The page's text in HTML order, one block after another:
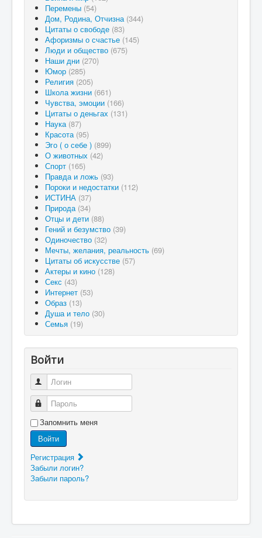
Перемены (54)
Дом, Родина, Отчизна (344)
Цитаты о свободе (83)
Афоризмы о счастье (145)
Люди и общество (675)
Наши дни (270)
Юмор (285)
Религия (205)
Школа жизни (661)
Чувства, эмоции (166)
Цитаты о деньгах (131)
Наука (87)
Красота (95)
Эго ( о себе ) (899)
О животных (42)
Спорт (165)
Правда и ложь (93)
Пороки и недостатки (112)
ИСТИНА (37)
Природа (34)
Отцы и дети (88)
Гений и безумство (39)
Одиночество (32)
Мечты, желания, реальность (69)
Цитаты об искусстве (57)
Актеры и кино (128)
Секс (43)
Интернет (53)
Образ (13)
Душа и тело (30)
Семья (19)
Войти
Логин
Пароль
Запомнить меня
Войти
Регистрация
Забыли логин?
Забыли пароль?